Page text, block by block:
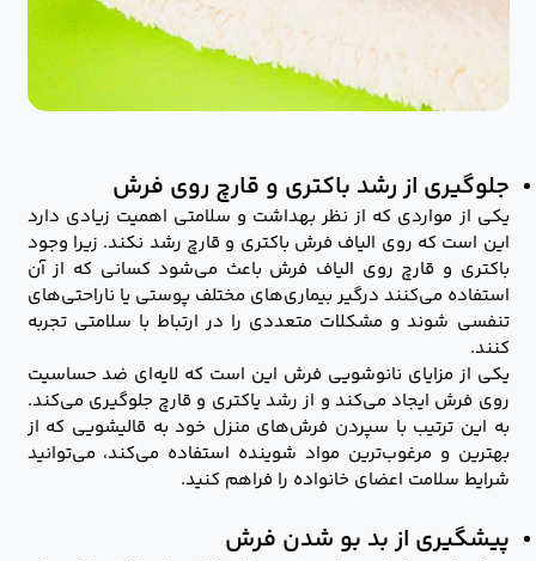
جلوگیری از رشد باکتری و قارچ روی فرش
یکی از مواردی که از نظر بهداشت و سلامتی اهمیت زیادی دارد
این است که روی الیاف فرش باکتری و قارچ رشد نکند. زیرا وجود
باکتری و قارچ روی الیاف فرش باعث می‌شود کسانی که از آن
استفاده می‌کنند درگیر بیماری‌های مختلف پوستی یا ناراحتی‌های
تنفسی شوند و مشکلات متعددی را در ارتباط با سلامتی تجربه
کنند.
یکی از مزایای نانوشویی فرش این است که لایه‌ای ضد حساسیت
روی فرش ایجاد می‌کند و از رشد یاکتری و قارچ جلوگیری می‌کند.
به این ترتیب با سپردن فرش‌های منزل خود به قالیشویی که از
بهترین و مرغوب‌ترین مواد شوینده استفاده می‌کند، می‌توانید
شرایط سلامت اعضای خانواده را فراهم کنید.
پیشگیری از بد بو شدن فرش